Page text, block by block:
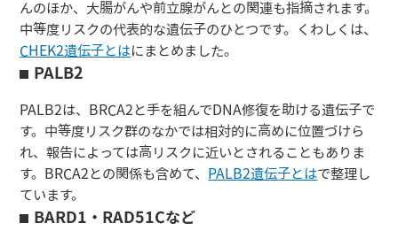
んのほか、大腸がんや前立腺がんとの関連も指摘されます。
中等度リスクの代表的な遺伝子のひとつです。くわしくは、
CHEK2遺伝子とはにまとめました。
PALB2
PALB2は、BRCA2と手を組んでDNA修復を助ける遺伝子で
す。中等度リスク群のなかでは相対的に高めに位置づけら
れ、報告によっては高リスクに近いとされることもありま
す。BRCA2との関係も含めて、
PALB2遺伝子とはで整理し
ています。
BARD1・RAD51Cなど